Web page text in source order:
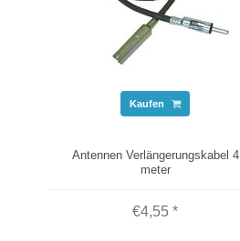
Kaufen
Antennen Verlängerungskabel 4
meter
€4,55 *